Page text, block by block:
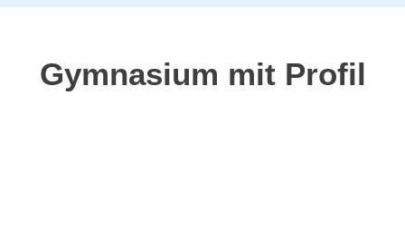
Gymnasium mit Profil